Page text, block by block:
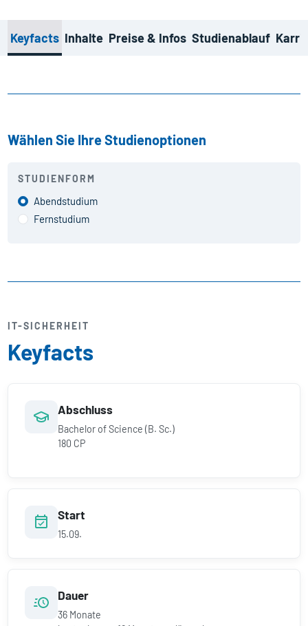
Keyfacts Inhalte Preise & Infos Studienablauf
Wählen Sie Ihre Studienoptionen
STUDIENFORM
Abendstudium
Fernstudium
IT-SICHERHEIT
Keyfacts
Abschluss
Bachelor of Science (B. Sc.)
180 CP
Start
15.09.
Dauer
36 Monate